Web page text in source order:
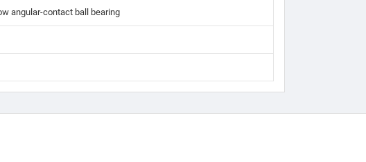
angular-contact ball bearing